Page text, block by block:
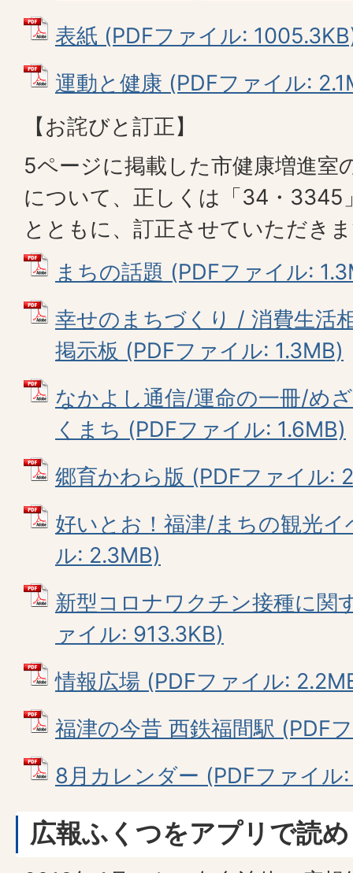
表紙 (PDFファイル:
運動と健康 (PDFファイル:
【お詫びと訂正】
5ページに掲載した市健康増進室
について、正しくは「34・3345
とともに、訂正させていただき
まちの話題 (PDFファイル:
幸せのまちづくり / 消費生活
掲示板 (PDFファイル: 1.3MB)
なかよし通信/運命の一冊/め
くまち (PDFファイル: 1.6MB)
郷育かわら版 (PDFファイル:
好いとお！福津/まちの観光
ル: 2.3MB)
新型コロナワクチン接種に関
ァイル: 913.3KB)
情報広場 (PDFファイル:
福津の今昔 西鉄福間駅 (PDF
8月カレンダー (PDFファイル
広報ふくつをアプリで読